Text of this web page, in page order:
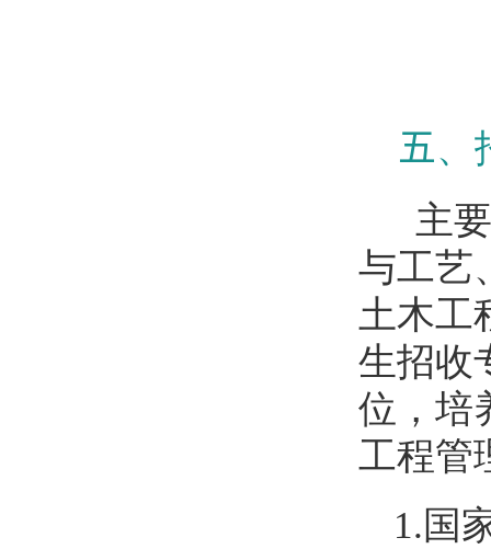
五、
主
与工艺
土木工
生招收
位，培
工程管
1.国